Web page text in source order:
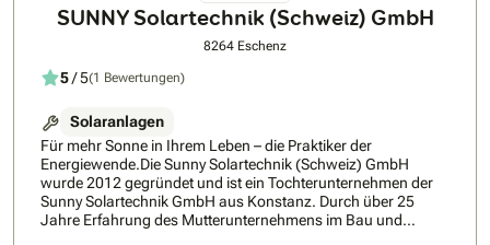
SUNNY Solartechnik (Schweiz) GmbH
8264 Eschenz
5/ 5(1 Bewertungen)
Solaranlagen
Für mehr Sonne in Ihrem Leben – die Praktiker der
Energiewende.Die Sunny Solartechnik (Schweiz) GmbH
wurde 2012 gegründet und ist ein Tochterunternehmen der
Sunny Solartechnik GmbH aus Konstanz. Durch über 25
Jahre Erfahrung des Mutterunternehmens im Bau und